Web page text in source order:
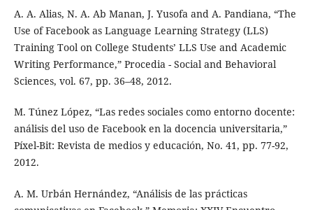
A. A. Alias, N. A. Ab Manan, J. Yusofa and A. Pandiana, “The
Use of Facebook as Language Learning Strategy (LLS)
Training Tool on College Students’ LLS Use and Academic
Writing Performance,” Procedia - Social and Behavioral
Sciences, vol. 67, pp. 36–48, 2012.
M. Túnez López, “Las redes sociales como entorno docente:
análisis del uso de Facebook en la docencia universitaria,”
Píxel-Bit: Revista de medios y educación, No. 41, pp. 77-92,
2012.
A. M. Urbán Hernández, “Análisis de las prácticas